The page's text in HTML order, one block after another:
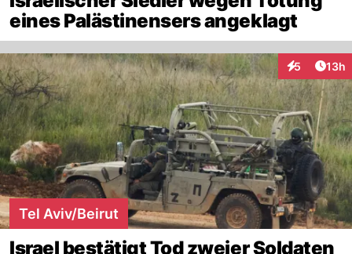
eines Palästinensers angeklagt
5
Interaktionen
13h
Tel Aviv/Beirut
Israel bestätigt Tod zweier Soldaten